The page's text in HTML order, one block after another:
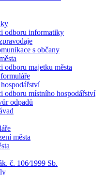
odboru informatiky
s občany
odboru majetku města
odboru místního hospodářství
odpadů
města
č. 106⁄1999 Sb.